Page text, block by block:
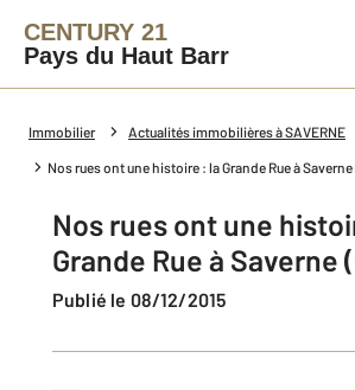
CENTURY 21
Pays du Haut Barr
Immobilier Actualités immobilières à SAVERNE
Nos rues ont une histoire : la Grande Rue à
Nos rues ont une
Grande Rue à Saverne
Publié le 08/12/2015